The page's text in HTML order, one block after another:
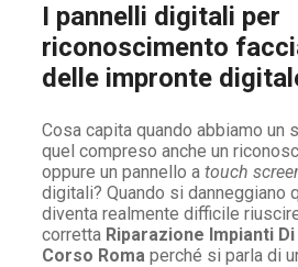
I pannelli digitali per
riconoscimento
delle impronte
Cosa capita quando abbiamo un
quel compreso anche un
oppure un pannello a touch
digitali? Quando si danneggiano
diventa realmente difficile
corretta Riparazione Impianti
Corso Roma perché si parla di